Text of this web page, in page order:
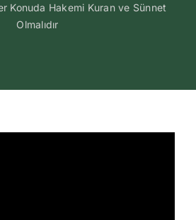
Konuda Hakemi Kuran ve Sünnet
Olmalıdır